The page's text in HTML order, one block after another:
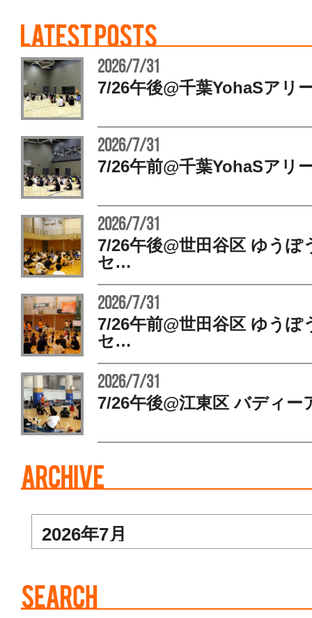
2026/7/31
7/26午後@千葉YohaSア
2026/7/31
7/26午前@千葉YohaSア
2026/7/31
7/26午後@世田谷区 ゆうぽ
セ…
2026/7/31
7/26午前@世田谷区 ゆうぽ
セ…
2026/7/31
7/26午後@江東区 バディ